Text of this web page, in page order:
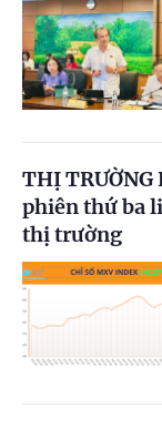
THỊ
phiên thứ ba
thị trường